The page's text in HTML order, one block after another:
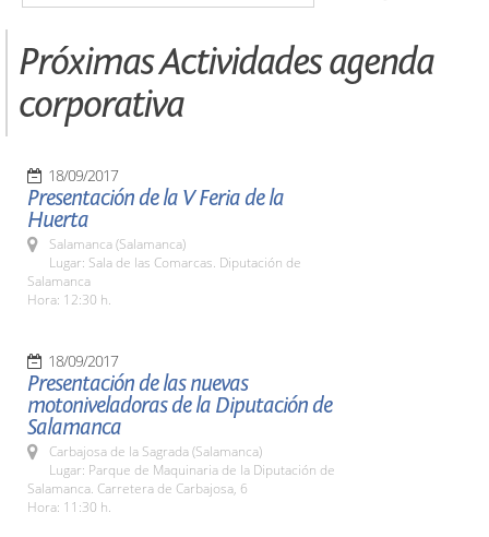
Próximas Actividades agenda
corporativa
18/09/2017
Presentación de la V Feria de la
Huerta
Salamanca (Salamanca)
Lugar: Sala de las Comarcas. Diputación de
Salamanca
Hora: 12:30 h.
18/09/2017
Presentación de las nuevas
motoniveladoras de la Diputación de
Salamanca
Carbajosa de la Sagrada (Salamanca)
Lugar: Parque de Maquinaria de la Diputación de
Salamanca. Carretera de Carbajosa, 6
Hora: 11:30 h.